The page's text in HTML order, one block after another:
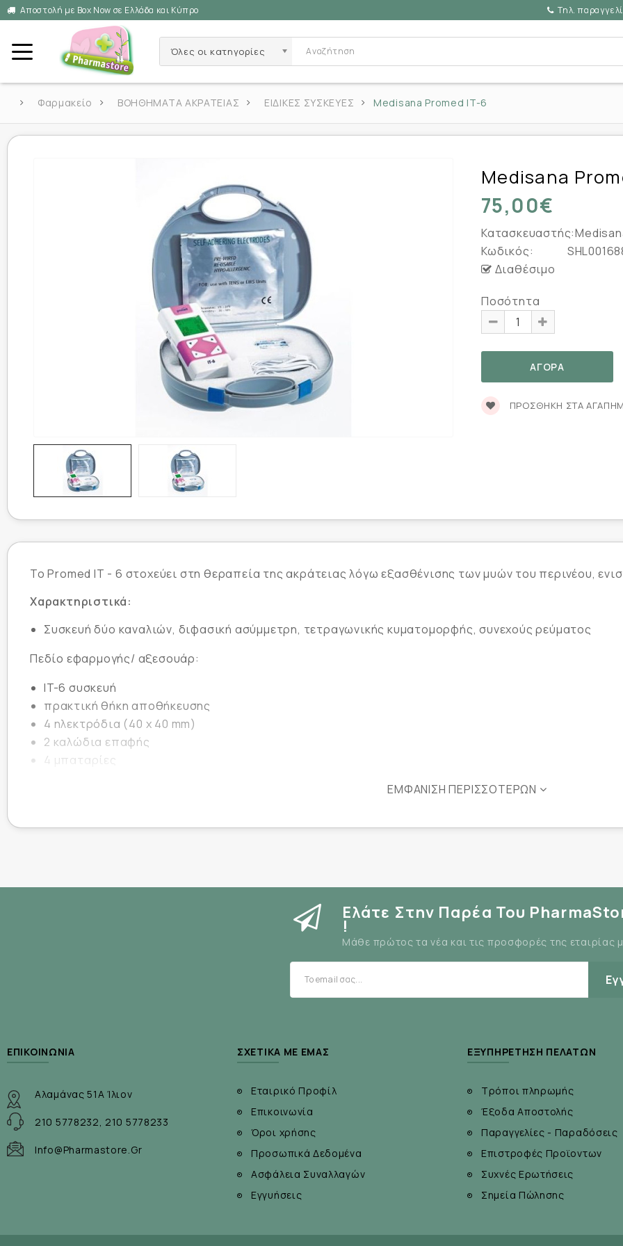
Αποστολή με Box Now σε Ελλάδα και Κύπρο Τηλ.
Όλες οι κατηγορίες
Φαρμακείο ΒΟΗΘΗΜΑΤΑ ΑΚΡΑΤΕΙΑΣ ΕΙΔΙΚΕΣ ΣΥΣΚΕΥΕΣ Medisana Promed IT-6
Medisana
75,00€
Κατασκευαστής:
Κωδικός:
Διαθέσιμο
Ποσότητα
ΠΡΟΣΘΉΚΗ ΣΤΑ
Το Promed IT - 6 στοχεύει στη θεραπεία της ακράτειας λόγω εξασθένισης των μυών του περινέου,
Χαρακτηριστικά:
Συσκευή δύο καναλιών, διφασική ασύμμετρη, τετραγωνικής κυματομορφής, συνεχούς ρεύματος
Πεδίο εφαρμογής/ αξεσουάρ:
IT-6 συσκευή
πρακτική θήκη αποθήκευσης
4 ηλεκτρόδια (40 x 40 mm)
2 καλώδια επαφής
4 μπαταρίες
ΕΜΦΆΝΙΣΗ ΠΕΡΙΣΣΌΤΕΡΩΝ
Ελάτε Στην Παρέα Του
!
Μάθε πρώτος τα νέα και τις προσφορές της εταιρίας
ΕΠΙΚΟΙΝΩΝΊΑ
Αλαμάνας 51Α Ίλιον
210 5778232, 210 5778233
Info@pharmastore.gr
ΣΧΕΤΙΚΆ ΜΕ ΕΜΆΣ
Εταιρικό Προφίλ
Επικοινωνία
Όροι χρήσης
Προσωπικά Δεδομένα
Ασφάλεια Συναλλαγών
Εγγυήσεις
ΕΞΥΠΗΡΈΤΗΣΗ ΠΕΛΑΤΏΝ
Τρόποι πληρωμής
Έξοδα Αποστολής
Παραγγελίες - Παραδόσεις
Επιστροφές Προϊοντων
Συχνές Ερωτήσεις
Σημεία Πώλησης